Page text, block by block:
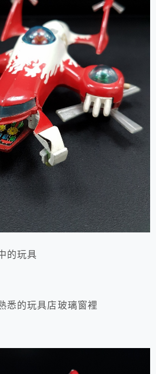
的玩具
悉的玩具店玻璃窗裡